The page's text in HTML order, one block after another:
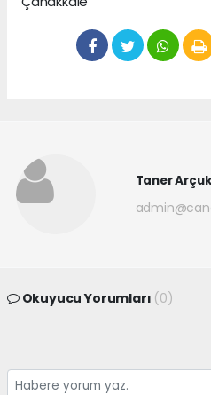
Taner
Okuyucu Yorumları (0)